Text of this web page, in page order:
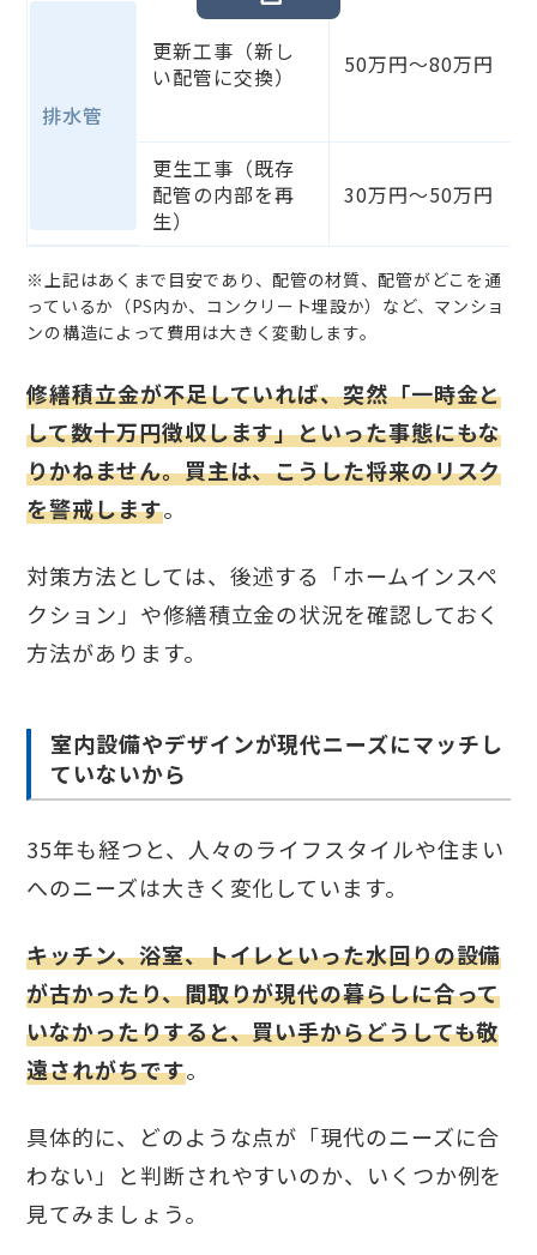
排水管
更新工事（新し
い配管に交換）
50万円～80万円
更生工事（既存
配管の内部を再
生）
30万円～50万円
※上記はあくまで目安であり、配管の材質、配管がどこを通
っているか（PS内か、コンクリート埋設か）など、マンショ
ンの構造によって費用は大きく変動します。
修繕積立金が不足していれば、突然「一時金と
して数十万円徴収します」といった事態にもな
りかねません。買主は、こうした将来のリスク
を警戒します。
対策方法としては、後述する「ホームインスペ
クション」や修繕積立金の状況を確認しておく
方法があります。
室内設備やデザインが現代ニーズにマッチし
ていないから
35年も経つと、人々のライフスタイルや住まい
へのニーズは大きく変化しています。
キッチン、浴室、トイレといった水回りの設備
が古かったり、間取りが現代の暮らしに合って
いなかったりすると、買い手からどうしても敬
遠されがちです。
具体的に、どのような点が「現代のニーズに合
わない」と判断されやすいのか、いくつか例を
見てみましょう。